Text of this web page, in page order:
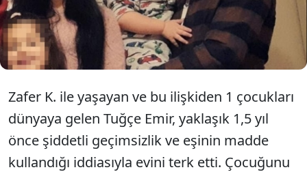
bulunan Emir, "Sela okunduğunu duyduğumda çok
korktum. 'İkindide Hürriyet Camisi'nde kaldırılacak'
denildiği için acaba ikindiye kadar bir şey mi
yapacak diye korktum" dedi.
Zafer K. ile yaşayan ve bu ilişkiden 1 çocukları
dünyaya gelen Tuğçe Emir, yaklaşık 1,5 yıl
önce şiddetli geçimsizlik ve eşinin madde
kullandığı iddiasıyla evini terk etti. Çocuğunu